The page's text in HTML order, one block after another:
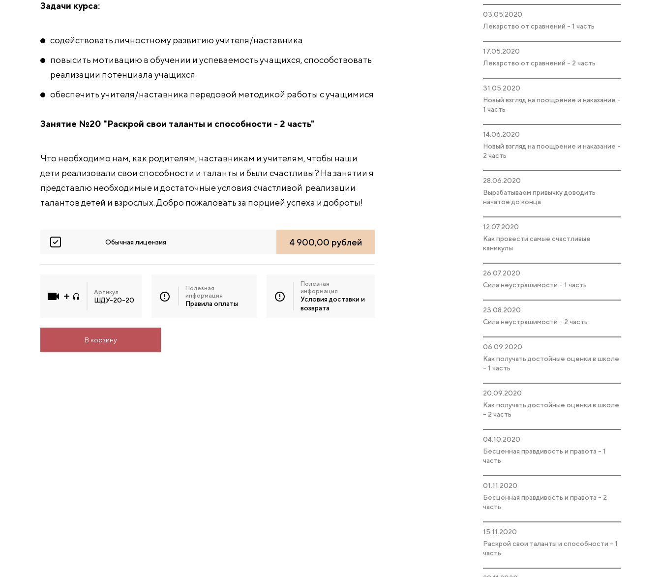
Задачи курса:
содействовать личностному развитию учителя/наставника
повысить мотивацию в обучении и успеваемость учащихся, способствовать
реализации потенциала учащихся
обеспечить учителя/наставника передовой методикой работы с учащимися
Занятие №20 "Раскрой свои таланты и способности - 2 часть"
Что необходимо нам, как родителям, наставникам и учителям, чтобы наши
дети реализовали свои способности и таланты и были счастливы? На занятии я
представлю необходимые и достаточные условия счастливой реализации
талантов детей и взрослых. Добро пожаловать за порцией успеха и доброты!
Обычная лицензия 4 900,00 рублей
Артикул
ШДУ-20-20
Полезная
информация
Правила оплаты
Полезная
информация
Условия доставки и
возврата
В корзину
03.05.2020
Лекарство от сравнений - 1 часть
17.05.2020
Лекарство от сравнений - 2 часть
31.05.2020
Новый взгляд на поощрение и наказание -
1 часть
14.06.2020
Новый взгляд на поощрение и наказание -
2 часть
28.06.2020
Вырабатываем привычку доводить
начатое до конца
12.07.2020
Как провести самые счастливые
каникулы
26.07.2020
Сила неустрашимости - 1 часть
23.08.2020
Сила неустрашимости - 2 часть
06.09.2020
Как получать достойные оценки в школе
- 1 часть
20.09.2020
Как получать достойные оценки в школе
- 2 часть
04.10.2020
Бесценная правдивость и правота - 1
часть
01.11.2020
Бесценная правдивость и правота - 2
часть
15.11.2020
Раскрой свои таланты и способности - 1
часть